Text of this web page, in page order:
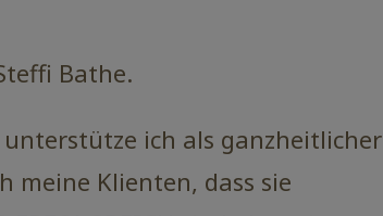
Bathe.
unterstütze ich als ganzheitlicher
meine Klienten, dass sie